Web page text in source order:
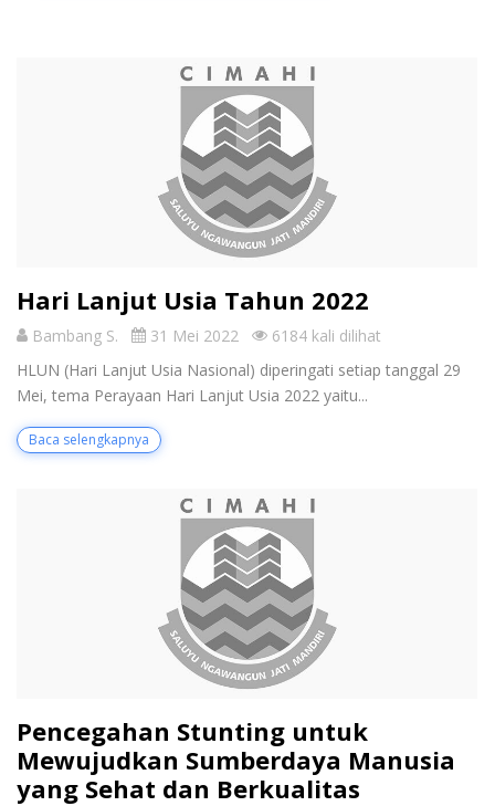
Hari Lanjut Usia Tahun 2022
Bambang S. 31 Mei 2022
6184 kali dilihat
HLUN (Hari Lanjut Usia Nasional) diperingati setiap tanggal 29
Mei, tema Perayaan Hari Lanjut Usia 2022 yaitu...
Baca selengkapnya
Pencegahan Stunting untuk
Mewujudkan Sumberdaya Manusia
yang Sehat dan Berkualitas